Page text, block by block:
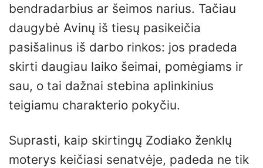
bendradarbius ar šeimos narius. Tačiau
daugybė Avinų iš tiesų pasikeičia
pasišalinus iš darbo rinkos: jos pradeda
skirti daugiau laiko šeimai, pomėgiams ir
sau, o tai dažnai stebina aplinkinius
teigiamu charakterio pokyčiu.
Suprasti, kaip skirtingų Zodiako ženklų
moterys keičiasi senatvėje, padeda ne tik